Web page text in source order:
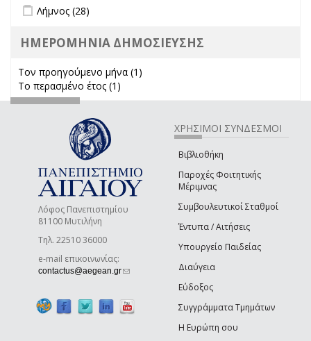
Apply Λήμνος filter
Λήμνος (28)
ΗΜΕΡΟΜΗΝΙΑ ΔΗΜΟΣΙΕΥΣΗΣ
Τον προηγούμενο μήνα (1)
Το περασμένο έτος (1)
Λόφος Πανεπιστημίου
81100 Μυτιλήνη
Τηλ. 22510 36000
e-mail επικοινωνίας:
contactus@aegean.gr(link sends e-mail)
ΧΡΗΣΙΜΟΙ ΣΥΝΔΕΣΜΟΙ
Βιβλιοθήκη
Παροχές Φοιτητικής
Μέριμνας
Συμβουλευτικοί Σταθμοί
Έντυπα / Αιτήσεις
Υπουργείο Παιδείας
Διαύγεια
Εύδοξος
Συγγράμματα Τμημάτων
Η Ευρώπη σου